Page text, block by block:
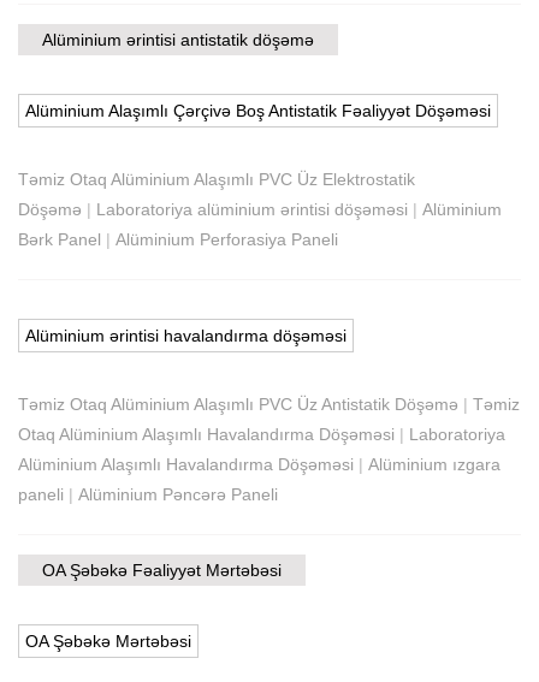
Alüminium ərintisi antistatik döşəmə
Alüminium Alaşımlı Çərçivə Boş Antistatik Fəaliyyət Döşəməsi
Təmiz Otaq Alüminium Alaşımlı PVC Üz Elektrostatik
Döşəmə | Laboratoriya alüminium ərintisi döşəməsi | Alüminium
Bərk Panel | Alüminium Perforasiya Paneli
Alüminium ərintisi havalandırma döşəməsi
Təmiz Otaq Alüminium Alaşımlı PVC Üz Antistatik Döşəmə | Təmiz
Otaq Alüminium Alaşımlı Havalandırma Döşəməsi | Laboratoriya
Alüminium Alaşımlı Havalandırma Döşəməsi | Alüminium ızgara
paneli | Alüminium Pəncərə Paneli
OA Şəbəkə Fəaliyyət Mərtəbəsi
OA Şəbəkə Mərtəbəsi